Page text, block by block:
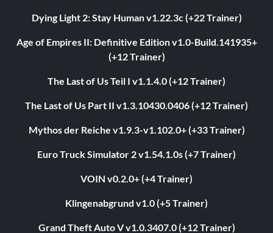
Dying Light 2: Stay Human v1.22.3c (+22 Trainer)
Age of Empires II: Definitive Edition v1.0-Build.141935+
(+12 Trainer)
The Last of Us Teil I v1.1.4.0 (+12 Trainer)
The Last of Us Part II v1.3.10430.0406 (+12 Trainer)
Mythos der Reiche v1.9.3-v1.102.0+ (+33 Trainer)
Euro Truck Simulator 2 v1.54.1.0s (+7 Trainer)
VOIN v0.2.0+ (+4 Trainer)
Klingenabgrund v1.0 (+5 Trainer)
Grand Theft Auto V v1.0.3407.0 (+12 Trainer)